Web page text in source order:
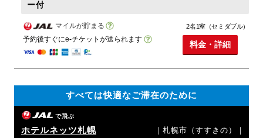
ー付
マイルが貯まる
予約後すぐにe-チケットが送られます
2名1室（セミダブル）
料金・詳細
すべては快適なご滞在のために
で飛ぶ
ホテルネッツ札幌 ｜札幌市（すすきの）｜